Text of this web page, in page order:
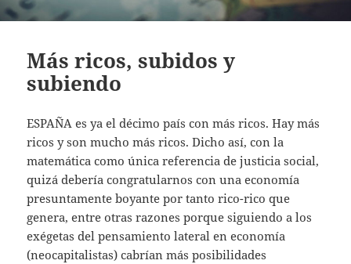
Más ricos, subidos y
subiendo
ESPAÑA es ya el décimo país con más ricos. Hay más
ricos y son mucho más ricos. Dicho así, con la
matemática como única referencia de justicia social,
quizá debería congratularnos con una economía
presuntamente boyante por tanto rico-rico que
genera, entre otras razones porque siguiendo a los
exégetas del pensamiento lateral en economía
(neocapitalistas) cabrían más posibilidades